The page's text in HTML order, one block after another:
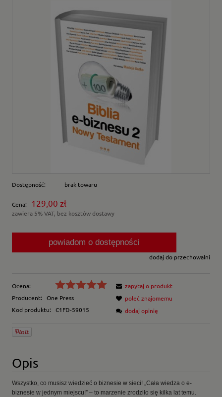
Dostępność: brak towaru
Cena: 129,00 zł
zawiera 5% VAT, bez kosztów dostawy
powiadom o dostępności
dodaj do przechowalni
Ocena:
Producent:
One Press
Kod produktu:
C1FD-59015
zapytaj o produkt
poleć znajomemu
dodaj opinię
Opis
Wszystko, co musisz wiedzieć o biznesie w sieci! „Cała wiedza o e-
biznesie w jednym miejscu!” – to marzenie zrodziło się kilka lat temu.